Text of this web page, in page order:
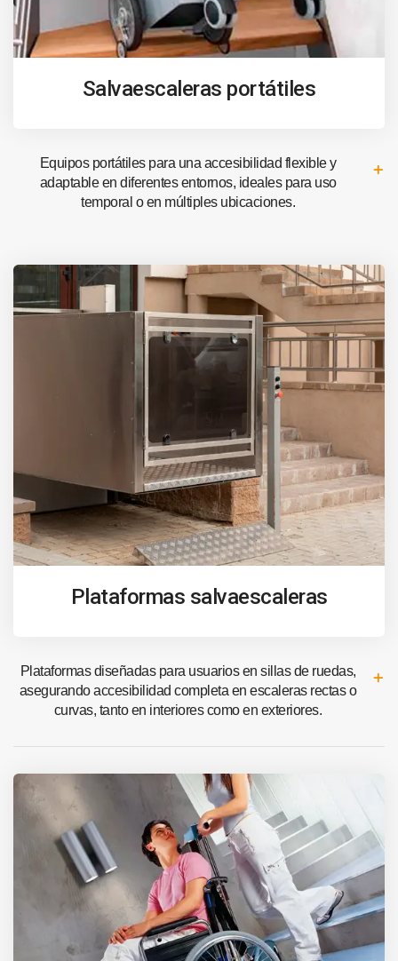
Salvaescaleras portátiles
Equipos portátiles para una accesibilidad flexible y
adaptable en diferentes entornos, ideales para uso
temporal o en múltiples ubicaciones.
Plataformas salvaescaleras
Plataformas diseñadas para usuarios en sillas de ruedas,
asegurando accesibilidad completa en escaleras rectas o
curvas, tanto en interiores como en exteriores.